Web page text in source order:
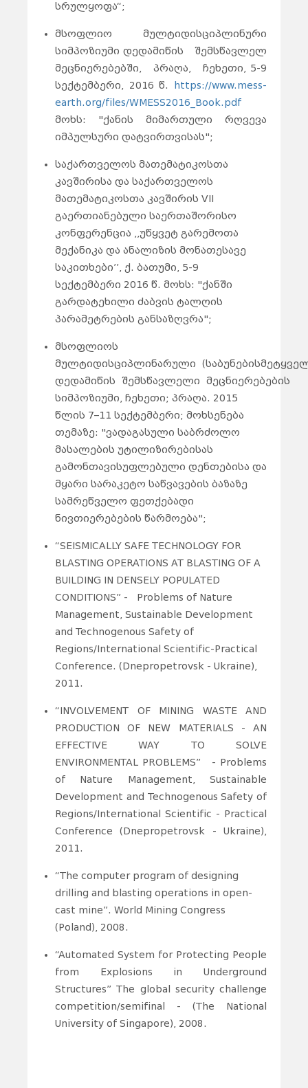
სრულყოფა“;
მსოფლიო მულტიდისციპლინური
სიმპოზიუმი დედამიწის შემსწავლელ
მეცნიერებებში, პრაღა, ჩეხეთი, 5-9
სექტემბერი, 2016 წ.
https://www.mess-
earth.org/files/WMESS2016_Book.pdf
მოხს: "ქანის მიმართული რღვევა
იმპულსური დატვირთვისას";
საქართველოს მათემატიკოსთა
კავშირისა და საქართველოს
მათემატიკოსთა კავშირის VII
გაერთიანებული საერთაშორისო
კონფერენცია ,,უწყვეტ გარემოთა
მექანიკა და ანალიზის მონათესავე
საკითხები’’, ქ. ბათუმი, 5-9
სექტემბერი 2016 წ. მოხს: "ქანში
გარდატეხილი ძაბვის ტალღის
პარამეტრების განსაზღვრა";
მსოფლიოს
მულტიდისციპლინარული
დედამიწის შემსწავლელი მეცნიერებების
სიმპოზიუმი, ჩეხეთი; პრაღა. 2015
წლის 7–11 სექტემბერი; მოხსენება
თემაზე: "ვადაგასული საბრძოლო
მასალების უტილიზირებისას
გამონთავისუფლებული დენთებისა და
მყარი სარაკეტო საწვავების ბაზაზე
სამრეწველო ფეთქებადი
ნივთიერებების წარმოება";
“SEISMICALLY SAFE TECHNOLOGY FOR
BLASTING OPERATIONS AT BLASTING OF A
BUILDING IN DENSELY POPULATED
CONDITIONS” - Problems of Nature
Management, Sustainable Development
and Technogenous Safety of
Regions/International Scientific-Practical
Conference. (Dnepropetrovsk - Ukraine),
2011.
“INVOLVEMENT OF MINING WASTE AND
PRODUCTION OF NEW MATERIALS - AN
EFFECTIVE WAY TO SOLVE
ENVIRONMENTAL PROBLEMS” - Problems
of Nature Management, Sustainable
Development and Technogenous Safety of
Regions/International Scientific - Practical
Conference (Dnepropetrovsk - Ukraine),
2011.
“The computer program of designing
drilling and blasting operations in open-
cast mine”. World Mining Congress
(Poland), 2008.
“Automated System for Protecting People
from Explosions in Underground
Structures” The global security challenge
competition/semifinal - (The National
University of Singapore), 2008.